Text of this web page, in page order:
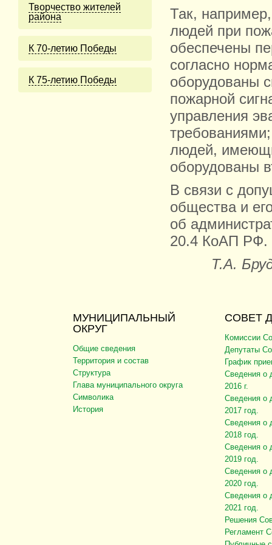
Творчество жителей
района
К 70-летию Победы
К 75-летию Победы
Так,
людей при
обеспечены
согласно
оборудованы
пожарной
управления
людей,
оборудованы
В связи с
общества и
об
20.4 КоАП РФ.
Т.А.
МУНИЦИПАЛЬНЫЙ
ОКРУГ
Общие сведения
Территория и состав
Структура
Глава муниципального округа
Символика
История
СОВЕТ
Комиссии
Депутаты
График
Сведения о
2016 г.
Сведения о
2017 год.
Сведения о
2018 год.
Сведения о
2019 год.
Сведения о
2020 год.
Сведения о
2021 год.
Решения
Регламент